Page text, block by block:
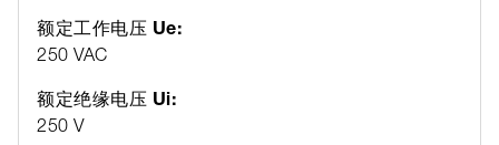
额定工作电压 Ue:
250 VAC
额定绝缘电压 Ui:
250 V